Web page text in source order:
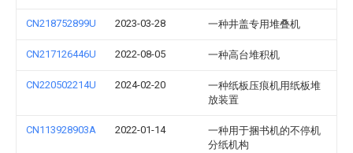
CN218752899U 2023-03-28 一种井盖专用堆叠机
CN217126446U 2022-08-05 一种高台堆积机
CN220502214U 2024-02-20
一种纸板压痕机用纸板堆
放装置
CN113928903A 2022-01-14
一种用于捆书机的不停机
分纸机构